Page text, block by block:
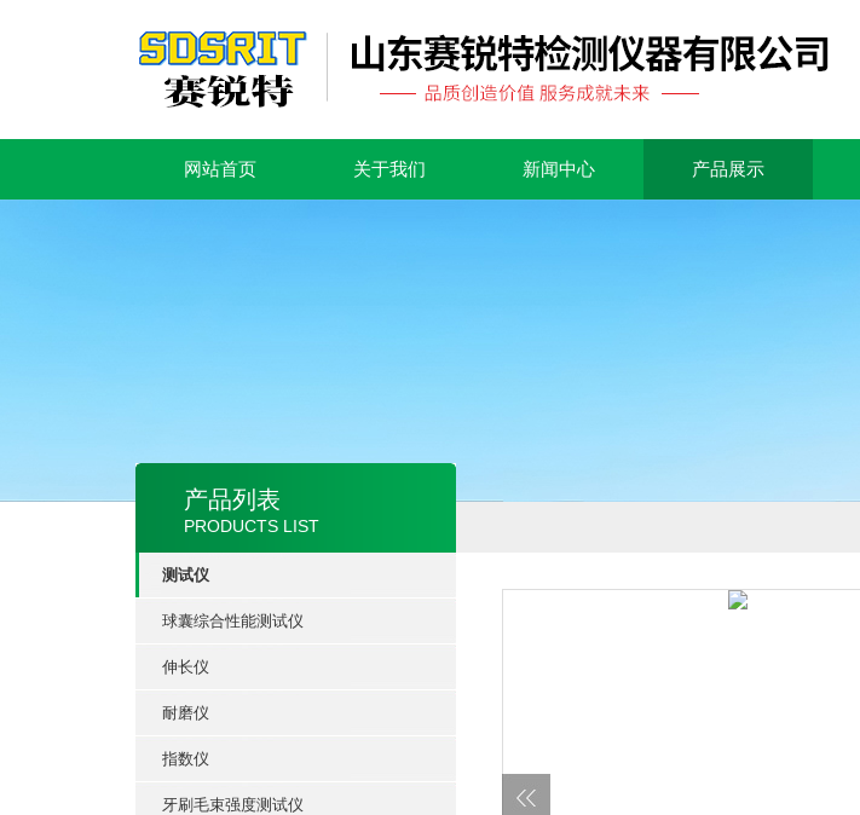
网站首页 关于我们 新闻中心 产品展示
产品列表
PRODUCTS LIST
测试仪
球囊综合性能测试仪
伸长仪
耐磨仪
指数仪
牙刷毛束强度测试仪